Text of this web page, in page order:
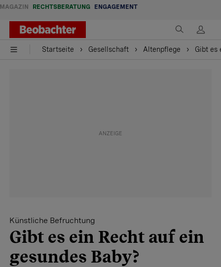
MAGAZIN RECHTSBERATUNG ENGAGEMENT
Startseite Gesellschaft Altenpflege Gibt es
Künstliche Befruchtung
Gibt es ein Recht auf ein
gesundes Baby?